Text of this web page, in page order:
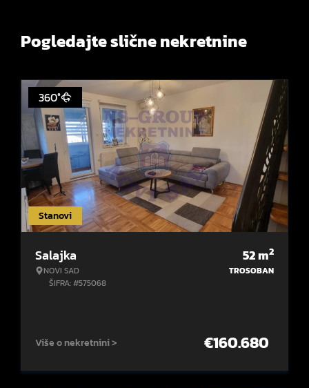
Pogledajte slične nekretnine
Stanovi
360°
Salajka
NOVI SAD
ŠIFRA: #575068
52m2
TROSOBAN
Više o nekretnini > €160.680